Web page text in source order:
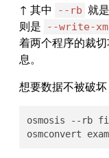
↑ 其中 --rb 就
则是 --write-
着两个程序的裁
息。
想要数据不被破
osmosis --rb
osmconvert